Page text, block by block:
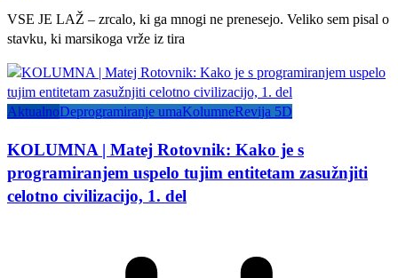
VSE JE LAŽ – zrcalo, ki ga mnogi ne prenesejo. Veliko sem pisal o
stavku, ki marsikoga vrže iz tira
AktualnoDeprogramiranje umaKolumneRevija 5D
KOLUMNA | Matej Rotovnik: Kako je s
programiranjem uspelo tujim entitetam zasužnjiti
celotno civilizacijo, 1. del